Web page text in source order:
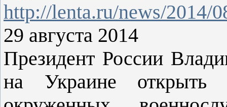
http://lenta.ru/news/2014/
29 августа 2014
Президент России
на Украине открыть